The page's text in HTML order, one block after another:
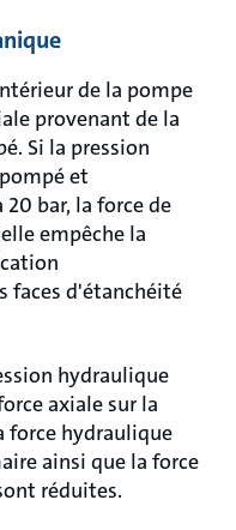
de la pompe
provenant de la
Si la pression
et
bar, la force de
empêche la
faces d'étanchéité
hydraulique
axiale sur la
force hydraulique
ainsi que la force
réduites.